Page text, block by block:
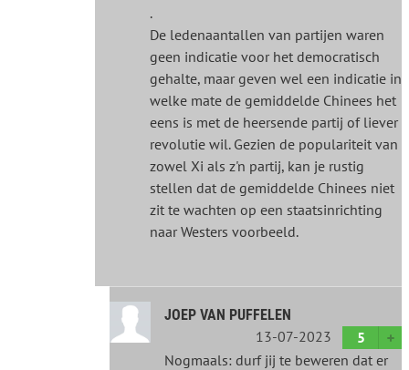
.
De ledenaantallen van partijen waren
geen indicatie voor het democratisch
gehalte, maar geven wel een indicatie in
welke mate de gemiddelde Chinees het
eens is met de heersende partij of liever
revolutie wil. Gezien de populariteit van
zowel Xi als z'n partij, kan je rustig
stellen dat de gemiddelde Chinees niet
zit te wachten op een staatsinrichting
naar Westers voorbeeld.
JOEP VAN PUFFELEN
13-07-2023
5
Nogmaals: durf jij te beweren dat er